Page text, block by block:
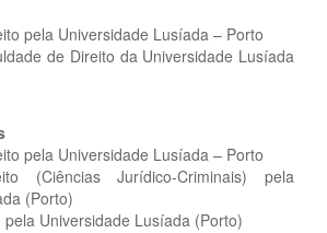
pela Universidade Lusíada – Porto
de Direito da Universidade Lusíada
pela Universidade Lusíada – Porto
(Ciências Jurídico-Criminais) pela
(Porto)
Universidade Lusíada (Porto)